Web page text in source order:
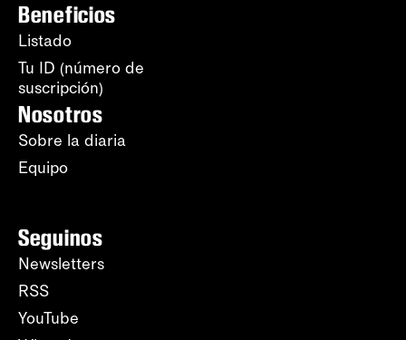
Beneficios
Listado
Tu ID (número de
suscripción)
Nosotros
Sobre la diaria
Equipo
Seguinos
Newsletters
RSS
YouTube